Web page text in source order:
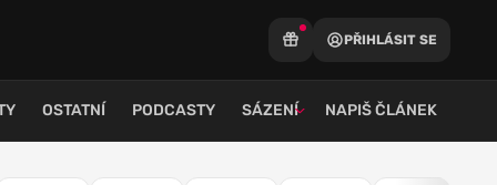
PŘIHLÁSIT SE
OSTATNÍ PODCASTY SÁZENÍ NAPIŠ ČLÁNEK